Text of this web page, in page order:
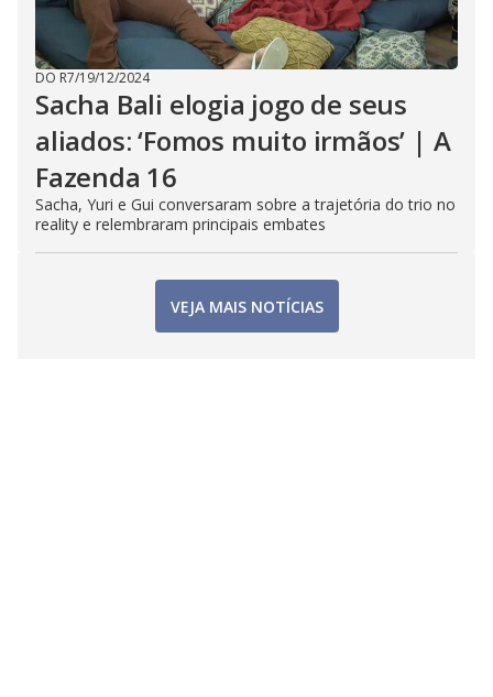
DO R7/19/12/2024
Sacha Bali elogia jogo de seus
aliados: ‘Fomos muito irmãos’ | A
Fazenda 16
Sacha, Yuri e Gui conversaram sobre a trajetória do trio no
reality e relembraram principais embates
VEJA MAIS NOTÍCIAS